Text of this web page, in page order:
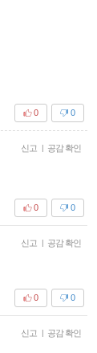
0
0
신고 | 공감 확인
0
0
신고 | 공감 확인
0
0
신고 | 공감 확인